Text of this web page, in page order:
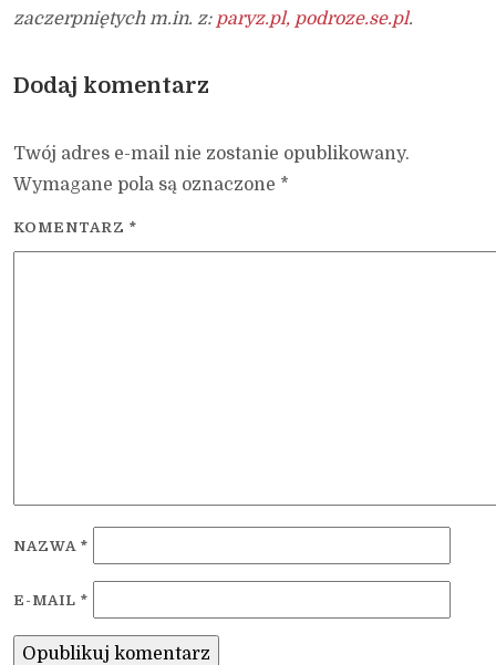
zaczerpniętych m.in. z: paryz.pl, podroze.se.pl.
Dodaj komentarz
Twój adres e-mail nie zostanie opublikowany.
Wymagane pola są oznaczone *
KOMENTARZ *
NAZWA *
E-MAIL *